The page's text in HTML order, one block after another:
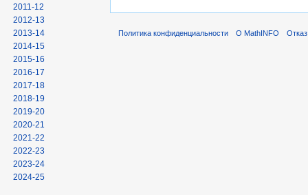
2011-12
2012-13
2013-14
2014-15
2015-16
2016-17
2017-18
2018-19
2019-20
2020-21
2021-22
2022-23
2023-24
2024-25
Политика конфиденциальности О MathINFO